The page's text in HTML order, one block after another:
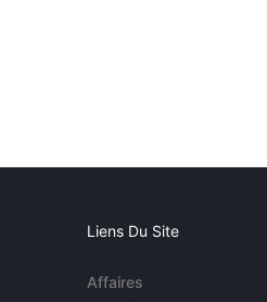
Liens Du Site
Affaires